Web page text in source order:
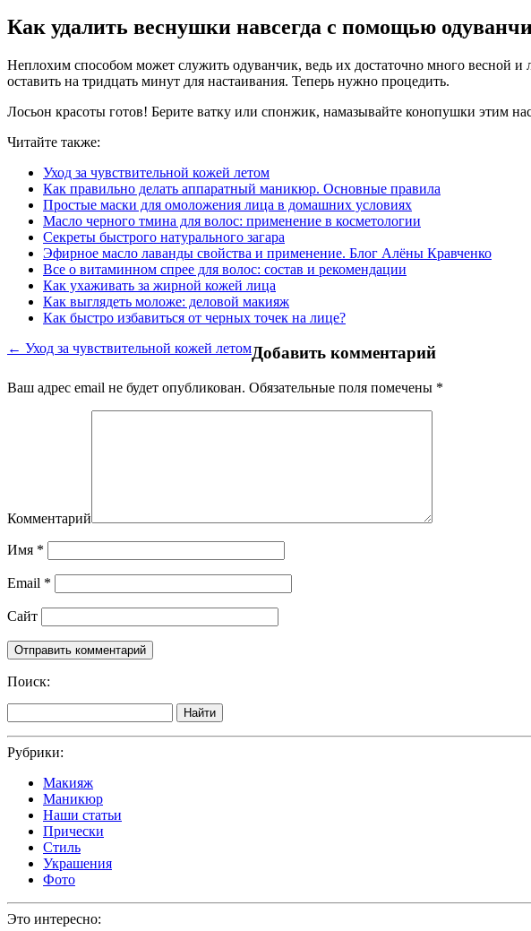
Как удалить веснушки навсегда с помощью
Неплохим способом может служить одуванчик, ведь их достаточно много весной
оставить на тридцать минут для настаивания. Теперь нужно процедить.
Лосьон красоты готов! Берите ватку или спонжик, намазывайте конопушки этим
Читайте также:
Уход за чувствительной кожей летом
Как правильно делать аппаратный маникюр. Основные правила
Простые маски для омоложения лица в домашних условиях
Масло черного тмина для волос: применение в косметологии
Секреты быстрого натурального загара
Эфирное масло лаванды свойства и применение. Блог Алёны Кравченко
Все о витаминном спрее для волос: состав и рекомендации
Как ухаживать за жирной кожей лица
Как выглядеть моложе: деловой макияж
Как быстро избавиться от черных точек на лице?
← Уход за чувствительной кожей летомДобавить комментарий
Ваш адрес email не будет опубликован. Обязательные поля помечены *
Комментарий
Имя *
Email *
Сайт
Поиск:
Найти
Рубрики:
Макияж
Маникюр
Наши статьи
Прически
Стиль
Украшения
Фото
Это интересно: